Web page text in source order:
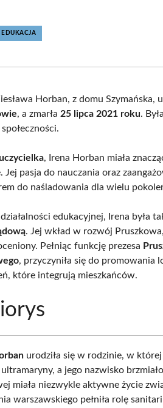
EDUKACJA
Horban, z domu Szymańska,
, a zmarła 25 lipca 2021 roku.
, Irena Horban miała
Jej pasja do nauczania oraz
do naśladowania dla wielu
edukacyjnej, Irena była
. Jej wkład w rozwój
Pełniąc funkcję prezesa
, przyczyniła się do promowania
które integrują mieszkańców.
urodziła się w rodzinie, w
a jego nazwisko
miała niezwykle aktywne życie
warszawskiego pełniła rolę